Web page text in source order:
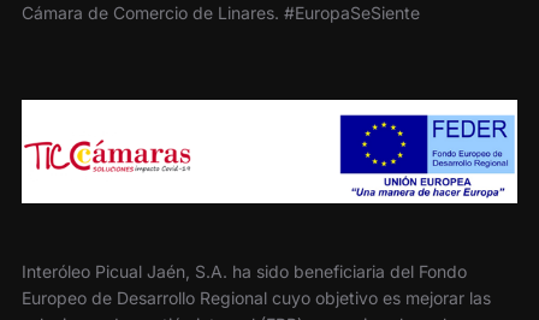
Cámara de Comercio de Linares. #EuropaSeSiente
Interóleo Picual Jaén, S.A. ha sido beneficiaria del Fondo
Europeo de Desarrollo Regional cuyo objetivo es mejorar las